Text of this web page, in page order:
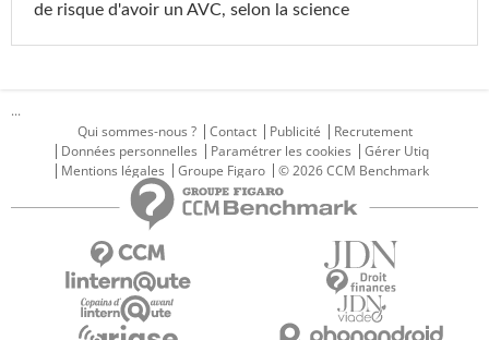
de risque d'avoir un AVC, selon la science
...
Qui sommes-nous ?
Contact Publicité
Recrutement
Données personnelles
Paramétrer les cookies
Gérer Utiq
Mentions légales
Groupe Figaro © 2026 CCM Benchmark